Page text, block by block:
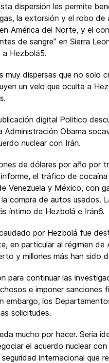
dispersión les permite
la extorsión y el robo de
América del Norte, y el
de sangre” en Sierra
a Hezbolá5.
muy dispersas que no solo
un velo que oculta a
digital Politico
Administración Obama
nuclear con Irán.
de dólares por año
el tráfico de
Venezuela y México, con
compra de autos usados.
íntimo de Hezbolá e Irán6.
por Hezbolá fue
en particular al régimen
y millones más han sido
para continuar las
e imponer sanciones
embargo, los
solicitudes.
mucho por hacer. Sería
el acuerdo nuclear
internacional que